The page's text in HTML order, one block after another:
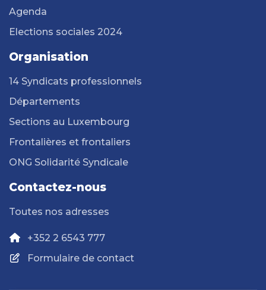
Agenda
Elections sociales 2024
Organisation
14 Syndicats professionnels
Départements
Sections au Luxembourg
Frontalières et frontaliers
ONG Solidarité Syndicale
Contactez-nous
Toutes nos adresses
+352 2 6543 777
Formulaire de contact